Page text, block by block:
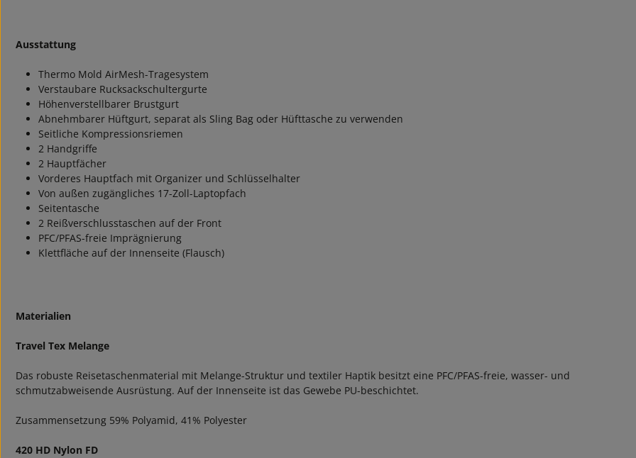
Ausstattung
Thermo Mold AirMesh-Tragesystem
Verstaubare Rucksackschultergurte
Höhenverstellbarer Brustgurt
Abnehmbarer Hüftgurt, separat als Sling Bag oder Hüfttasche zu verwenden
Seitliche Kompressionsriemen
2 Handgriffe
2 Hauptfächer
Vorderes Hauptfach mit Organizer und Schlüsselhalter
Von außen zugängliches 17-Zoll-Laptopfach
Seitentasche
2 Reißverschlusstaschen auf der Front
PFC/PFAS-freie Imprägnierung
Klettfläche auf der Innenseite (Flausch)
Materialien
Travel Tex Melange
Das robuste Reisetaschenmaterial mit Melange-Struktur und textiler Haptik besitzt eine PFC/PFAS-freie, wasser- und
schmutzabweisende Ausrüstung. Auf der Innenseite ist das Gewebe PU-beschichtet.
Zusammensetzung 59% Polyamid, 41% Polyester
420 HD Nylon FD